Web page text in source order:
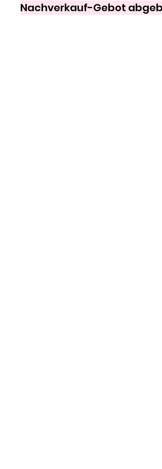
Nachverkauf-Gebot